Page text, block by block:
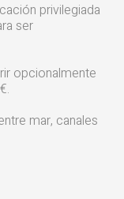
privilegiada
ser
opcionalmente
mar, canales